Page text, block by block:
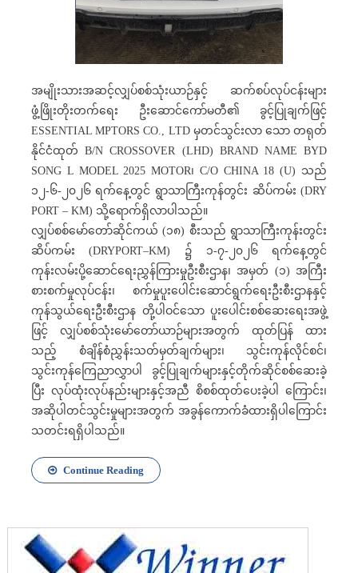
အမျိုးသားအဆင့်လျှပ်စစ်သုံးယာဉ်နှင့် ဆက်စပ်လုပ်ငန်းများ
ဖွံ့ဖြိုးတိုးတက်ရေး ဦးဆောင်ကော်မတီ၏ ခွင့်ပြုချက်ဖြင့်
ESSENTIAL MPTORS CO., LTD မှတင်သွင်းလာ သော တရုတ်
နိုင်ငံထုတ် B/N CROSSOVER (LHD) BRAND NAME BYD
SONG L MODEL 2025 MOTOR၊ C/O CHINA 18 (U) သည်
၁၂-၆-၂၀၂၆ ရက်နေ့တွင် ရွာသာကြီးကုန်တွင်း ဆိပ်ကမ်း (DRY
PORT – KM) သို့ရောက်ရှိလာပါသည်။
လျှပ်စစ်မော်တော်ဆိုင်ကယ် (၁၈) စီးသည် ရွာသာကြီးကုန်းတွင်း
ဆိပ်ကမ်း (DRYPORT–KM) ၌ ၁-၇-၂၀၂၆ ရက်နေ့တွင်
ကုန်းလမ်းပို့ဆောင်ရေးညွှန်ကြားမှုဦးစီးဌာန၊ အမှတ် (၁) အကြီး
စားစက်မှုလုပ်ငန်း၊ စက်မှုပူးပေါင်းဆောင်ရွက်ရေးဦးစီးဌာနနှင့်
ကုန်သွယ်ရေးဦးစီးဌာန တို့ပါဝင်သော ပူးပေါင်းစစ်ဆေးရေးအဖွဲ့
ဖြင့် လျှပ်စစ်သုံးမော်တော်ယာဉ်များအတွက် ထုတ်ပြန် ထား
သည့် စံချိန်စံညွှန်းသတ်မှတ်ချက်များ၊ သွင်းကုန်လိုင်စင်၊
သွင်းကုန်ကြေညာလွှာပါ ခွင့်ပြုချက်များနှင့်တိုက်ဆိုင်စစ်ဆေးခဲ့
ပြီး လုပ်ထုံးလုပ်နည်းများနှင့်အညီ စိစစ်ထုတ်ပေးခဲ့ပါ ကြောင်း၊
အဆိုပါတင်သွင်းမှုများအတွက် အခွန်ကောက်ခံထားရှိပါကြောင်း
သတင်းရရှိပါသည်။
Continue Reading